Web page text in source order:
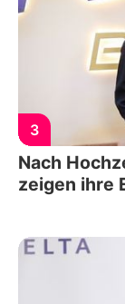
3
Nach
zeigen ihre